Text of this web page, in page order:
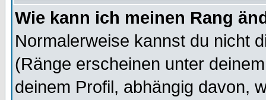
Wie kann ich meinen Rang
Normalerweise kannst du nicht
(Ränge erscheinen unter
deinem Profil, abhängig davon,